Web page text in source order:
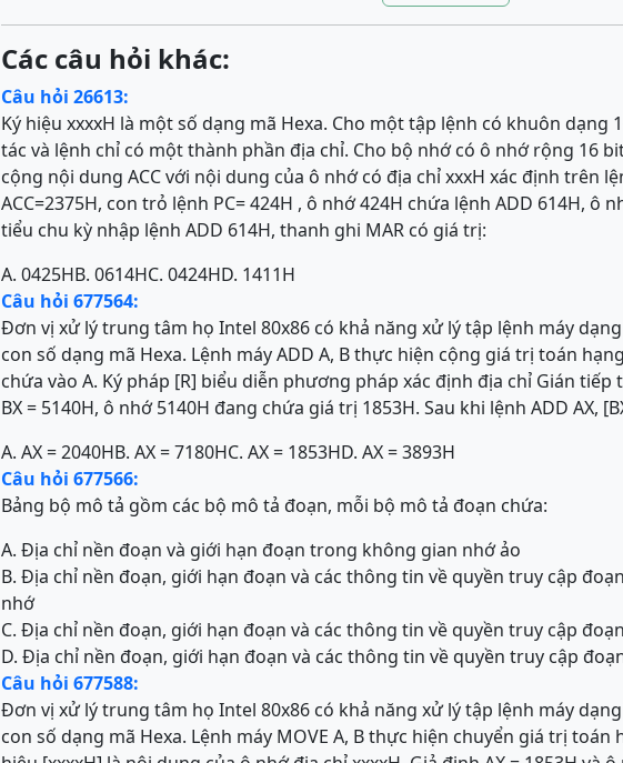
Các câu hỏi khác:
Câu hỏi 26613:
Ký hiệu xxxxH là một số dạng mã Hexa. Cho một tập lệnh có khuôn dạng
tác và lệnh chỉ có một thành phần địa chỉ. Cho bộ nhớ có ô nhớ rộng 16
cộng nội dung ACC với nội dung của ô nhớ có địa chỉ xxxH xác định trên
ACC=2375H, con trỏ lệnh PC= 424H , ô nhớ 424H chứa lệnh ADD 614H, ô
tiểu chu kỳ nhập lệnh ADD 614H, thanh ghi MAR có giá trị:
A. 0425HB. 0614HC. 0424HD. 1411H
Câu hỏi 677564:
Đơn vị xử lý trung tâm họ Intel 80x86 có khả năng xử lý tập lệnh máy dạng
con số dạng mã Hexa. Lệnh máy ADD A, B thực hiện cộng giá trị toán
chứa vào A. Ký pháp [R] biểu diễn phương pháp xác định địa chỉ Gián tiếp
BX = 5140H, ô nhớ 5140H đang chứa giá trị 1853H. Sau khi lệnh ADD AX,
A. AX = 2040HB. AX = 7180HC. AX = 1853HD. AX = 3893H
Câu hỏi 677566:
Bảng bộ mô tả gồm các bộ mô tả đoạn, mỗi bộ mô tả đoạn chứa:
A. Địa chỉ nền đoạn và giới hạn đoạn trong không gian nhớ ảo
B. Địa chỉ nền đoạn, giới hạn đoạn và các thông tin về quyền truy cập
nhớ
C. Địa chỉ nền đoạn, giới hạn đoạn và các thông tin về quyền truy cập
D. Địa chỉ nền đoạn, giới hạn đoạn và các thông tin về quyền truy cập
Câu hỏi 677588:
Đơn vị xử lý trung tâm họ Intel 80x86 có khả năng xử lý tập lệnh máy dạng
con số dạng mã Hexa. Lệnh máy MOVE A, B thực hiện chuyển giá trị toán